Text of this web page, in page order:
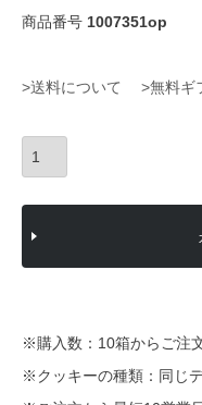
商品番号 1007351op
>送料について >無料ギ
※購入数：10箱からご注
※クッキーの種類：同じ